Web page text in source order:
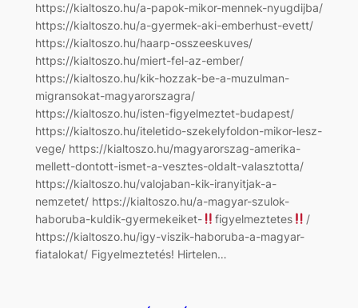
https://kialtoszo.hu/a-papok-mikor-mennek-nyugdijba/
https://kialtoszo.hu/a-gyermek-aki-emberhust-evett/
https://kialtoszo.hu/haarp-osszeeskuves/
https://kialtoszo.hu/miert-fel-az-ember/
https://kialtoszo.hu/kik-hozzak-be-a-muzulman-
migransokat-magyarorszagra/
https://kialtoszo.hu/isten-figyelmeztet-budapest/
https://kialtoszo.hu/iteletido-szekelyfoldon-mikor-lesz-
vege/ https://kialtoszo.hu/magyarorszag-amerika-
mellett-dontott-ismet-a-vesztes-oldalt-valasztotta/
https://kialtoszo.hu/valojaban-kik-iranyitjak-a-
nemzetet/ https://kialtoszo.hu/a-magyar-szulok-
haboruba-kuldik-gyermekeiket-
figyelmeztetes
/
https://kialtoszo.hu/igy-viszik-haboruba-a-magyar-
fiatalokat/ Figyelmeztetés! Hirtelen…